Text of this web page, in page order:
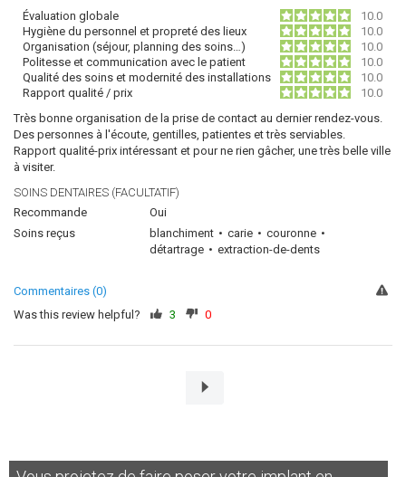
Évaluation globale
10.0
Hygiène du personnel et propreté des lieux
10.0
Organisation (séjour, planning des soins…)
10.0
Politesse et communication avec le patient
10.0
Qualité des soins et modernité des installations
10.0
Rapport qualité / prix
10.0
Très bonne organisation de la prise de contact au dernier rendez-vous.
Des personnes à l'écoute, gentilles, patientes et très serviables.
Rapport qualité-prix intéressant et pour ne rien gâcher, une très belle ville
à visiter.
SOINS DENTAIRES (FACULTATIF)
Recommande
Oui
Soins reçus
blanchiment carie
couronne
détartrage
extraction-de-dents
Commentaires (0)
Was this review helpful?
3 0